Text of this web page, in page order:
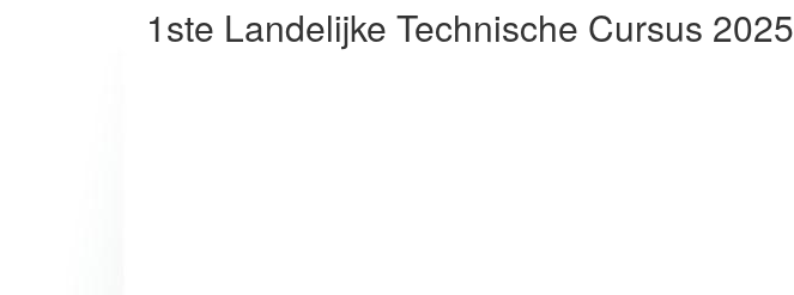
1ste Landelijke Technische Cursus 2025